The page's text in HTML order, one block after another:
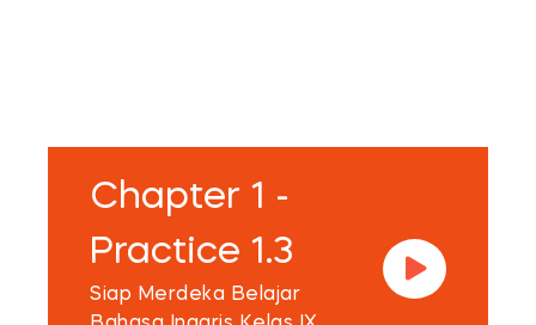
Chapter 1 -
Practice 1.3
Siap Merdeka Belajar